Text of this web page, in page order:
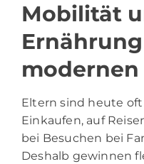
Mobilität
Eltern sind heute
Einkaufen, auf
bei Besuchen bei
Deshalb gewinnen